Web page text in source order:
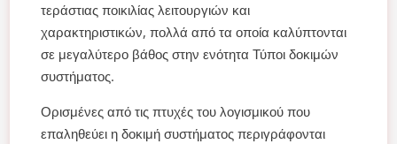
τεράστιας ποικιλίας λειτουργιών και
χαρακτηριστικών, πολλά από τα οποία καλύπτονται
σε μεγαλύτερο βάθος στην ενότητα Τύποι δοκιμών
συστήματος.
Ορισμένες από τις πτυχές του λογισμικού που
επαληθεύει η δοκιμή συστήματος περιγράφονται